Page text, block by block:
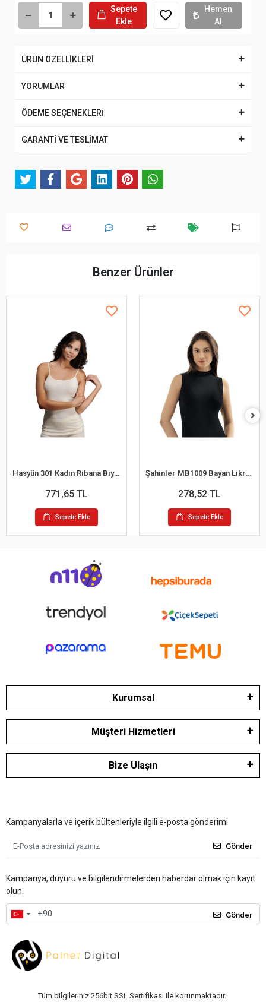
Sepete
Ekle
Hemen
Al
ÜRÜN ÖZELLİKLERİ
YORUMLAR
ÖDEME SEÇENEKLERİ
GARANTİ VE TESLİMAT
Benzer Ürünler
Hasyün 301 Kadın Ribana Biyeli Yün İp Askılı Atlet
771,65 TL
Sepete Ekle
Şahinler MB1009 Bayan Likralı Balıkcı Yaka Atlet
278,52 TL
Sepete Ekle
Kurumsal
Müşteri Hizmetleri
Bize Ulaşın
Kampanyalarla ve içerik bültenleriyle ilgili e-posta gönderimi
Gönder
Kampanya, duyuru ve bilgilendirmelerden haberdar olmak için kayıt
olun.
Gönder
Tüm bilgileriniz 256bit SSL Sertifikası ile korunmaktadır.